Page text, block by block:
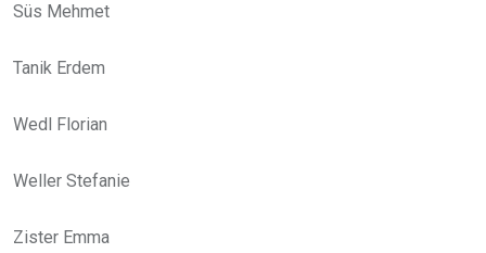
Süs Mehmet
Tanik Erdem
Wedl Florian
Weller Stefanie
Zister Emma